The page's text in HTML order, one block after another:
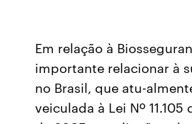
Em relação à
importante relacionar à
no Brasil, que atu-
veiculada à Lei Nº